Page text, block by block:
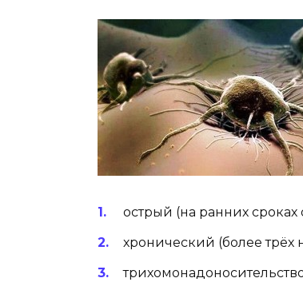
острый (на ранних
хронический (более трёх